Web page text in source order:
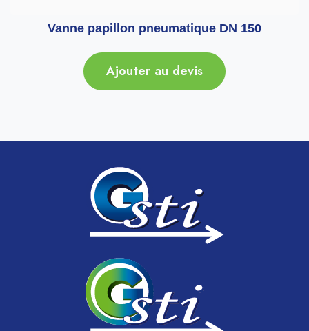
Vanne papillon pneumatique DN 150
Ajouter au devis